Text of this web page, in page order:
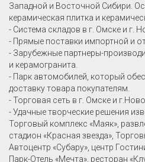
Западной и Восточной Сибири.
керамическая плитка и
- Система складов в г. Омске и г.
- Прямые поставки импортной и
- Зарубежные партнеры-
и керамогранита.
- Парк автомобилей, который
доставку товара покупателям.
- Торговая сеть в г. Омске и
- Удачные творческие решения
Торговый комплекс «Маяк»,
стадион «Красная звезда»,
Автоцентр «Субару», центр
Парк-Отель «Мечта», ресторан